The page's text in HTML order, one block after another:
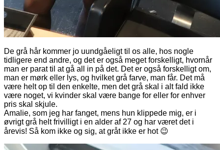
De grå hår kommer jo uundgåeligt til os alle, hos nogle
tidligere end andre, og det er også meget forskelligt, hvornår
man er parat til at gå all in på det. Det er også forskelligt om,
man er mørk eller lys, og hvilket grå farve, man får. Det må
være helt op til den enkelte, men det grå skal i alt fald ikke
være noget, vi kvinder skal være bange for eller for enhver
pris skal skjule.
Amalie, som jeg har fanget, mens hun klippede mig, er i
øvrigt grå helt frivilligt i en alder af 27 og har været det i
årevis! Så kom ikke og sig, at gråt ikke er hot 😉